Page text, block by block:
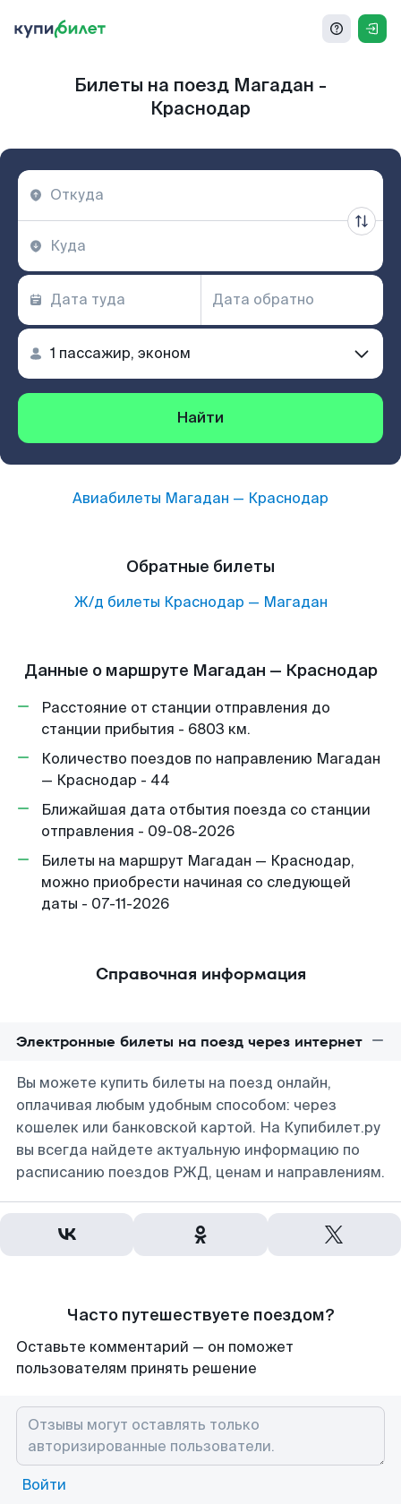
Билеты на поезд Магадан -
Краснодар
Найти
Авиабилеты Магадан — Краснодар
Обратные билеты
Ж/д билеты Краснодар — Магадан
Данные о маршруте Магадан — Краснодар
Расстояние от станции отправления до
станции прибытия - 6803 км.
Количество поездов по направлению Магадан
— Краснодар - 44
Ближайшая дата отбытия поезда со станции
отправления - 09-08-2026
Билеты на маршрут Магадан — Краснодар,
можно приобрести начиная со следующей
даты - 07-11-2026
Справочная информация
Электронные билеты на поезд через интернет
Вы можете купить билеты на поезд онлайн,
оплачивая любым удобным способом: через
кошелек или банковской картой. На Купибилет.ру
вы всегда найдете актуальную информацию по
расписанию поездов РЖД, ценам и направлениям.
Часто путешествуете поездом?
Оставьте комментарий — он поможет
пользователям принять решение
Войти